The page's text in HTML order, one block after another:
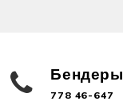
Бендеры
778 46-647